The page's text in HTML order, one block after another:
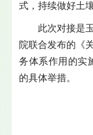
式，持续做好土
此次对接是
院联合发布的《
务体系作用的实
的具体举措。